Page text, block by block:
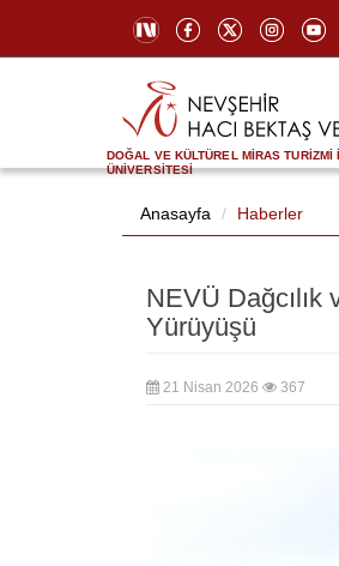
DOĞAL VE KÜLTÜREL MİRAS TURİZMİ
ÜNİVERSİTESİ
Anasayfa Haberler
NEVÜ Dağcılık
Yürüyüşü
21 Nisan 2026 367